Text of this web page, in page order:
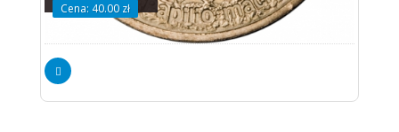
Cena: 40.00 zł